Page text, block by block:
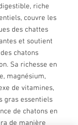
riche
couvre les
des chattes
et soutient
chatons
Sa richesse en
magnésium,
de vitamines,
gras essentiels
de chatons en
de manière